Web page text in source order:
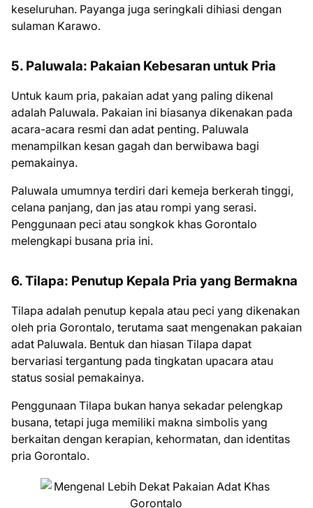
keseluruhan. Payanga juga seringkali dihiasi dengan
sulaman Karawo.
5. Paluwala: Pakaian Kebesaran untuk Pria
Untuk kaum pria, pakaian adat yang paling dikenal
adalah Paluwala. Pakaian ini biasanya dikenakan pada
acara-acara resmi dan adat penting. Paluwala
menampilkan kesan gagah dan berwibawa bagi
pemakainya.
Paluwala umumnya terdiri dari kemeja berkerah tinggi,
celana panjang, dan jas atau rompi yang serasi.
Penggunaan peci atau songkok khas Gorontalo
melengkapi busana pria ini.
6. Tilapa: Penutup Kepala Pria yang Bermakna
Tilapa adalah penutup kepala atau peci yang dikenakan
oleh pria Gorontalo, terutama saat mengenakan pakaian
adat Paluwala. Bentuk dan hiasan Tilapa dapat
bervariasi tergantung pada tingkatan upacara atau
status sosial pemakainya.
Penggunaan Tilapa bukan hanya sekadar pelengkap
busana, tetapi juga memiliki makna simbolis yang
berkaitan dengan kerapian, kehormatan, dan identitas
pria Gorontalo.